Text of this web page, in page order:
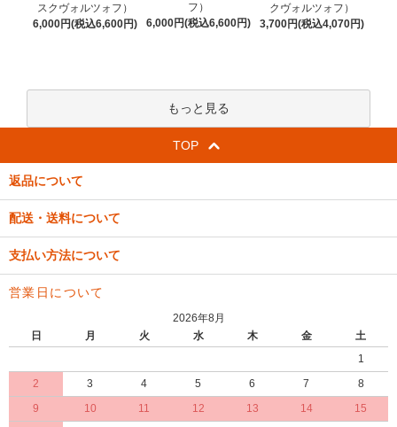
スクヴォルツォフ）
6,000円(税込6,600円)
フ）
6,000円(税込6,600円)
クヴォルツォフ）
3,700円(税込4,070円)
もっと見る
TOP
返品について
配送・送料について
支払い方法について
営業日について
2026年8月
日
月 火 水 木 金
土
1
2
3 4 5 6 7
8
9
10 11 12 13 14
15